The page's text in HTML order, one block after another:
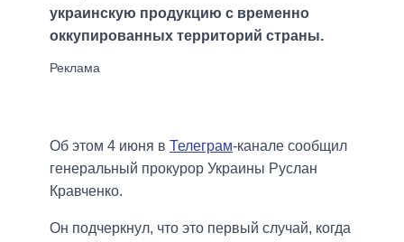
украинскую продукцию с временно
оккупированных территорий страны.
Об этом 4 июня в Телеграм-канале сообщил
генеральный прокурор Украины Руслан
Кравченко.
Он подчеркнул, что это первый случай, когда